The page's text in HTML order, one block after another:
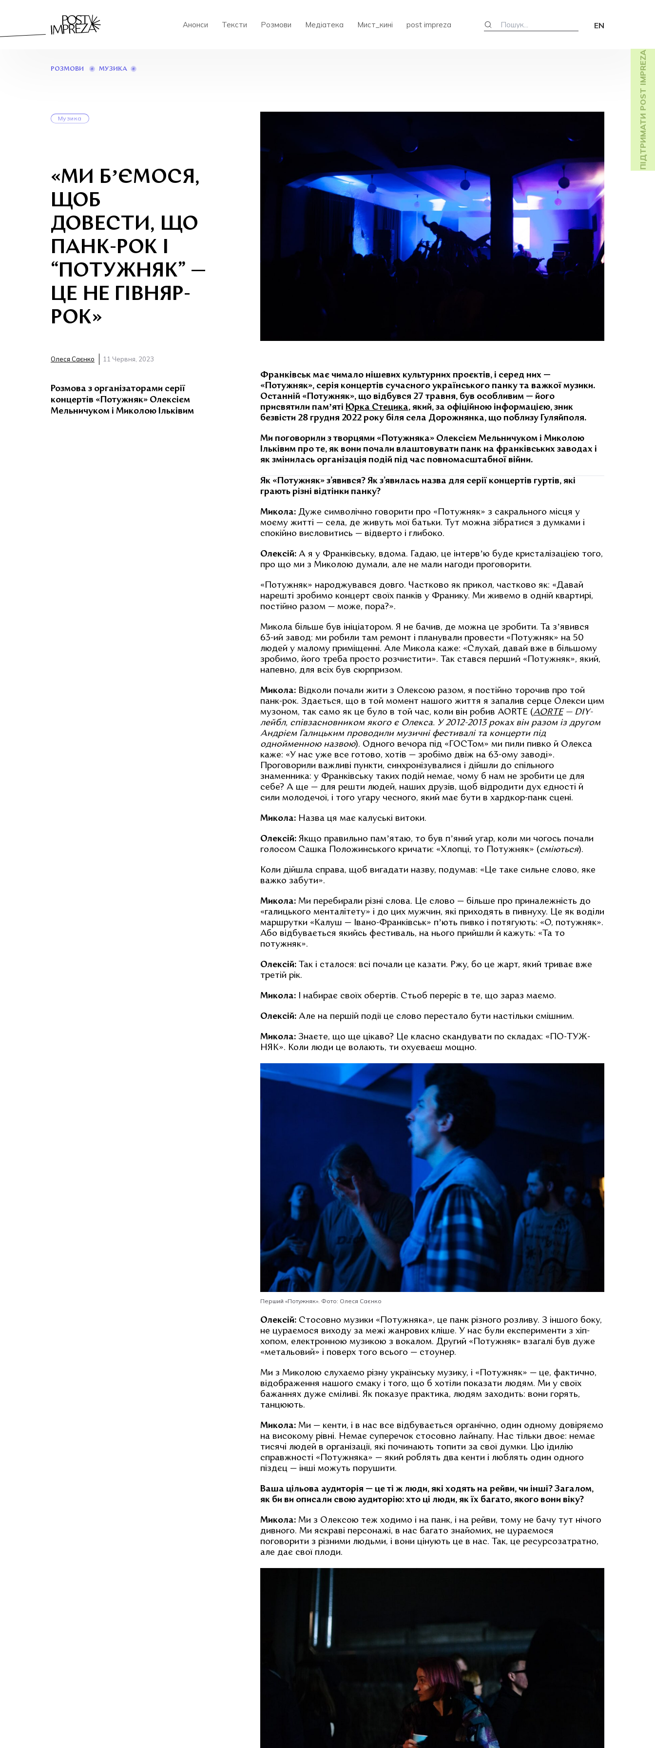
Анонси Тексти Розмови Медіатека Мист_кині post impreza EN
ПІДТРИМАТИ POST IMPREZA
РОЗМОВИ МУЗИКА
НЕ
ГІВНЯР-
Музика
«МИ БʼЄМОСЯ,
ЩОБ
ДОВЕСТИ, ЩО
ПАНК-РОК І
“ПОТУЖНЯК” —
ЦЕ НЕ ГІВНЯР-
РОК»
Олеся Саєнко 11 Червня, 2023
Розмова з організаторами серії
концертів «Потужняк» Олексієм
Мельничуком і Миколою Ільківим
Франківськ має чимало нішевих культурних проєктів, і серед них —
«Потужняк», серія концертів сучасного українського панку та важкої музики.
Останній «Потужняк», що відбувся 27 травня, був особливим — його
присвятили памʼяті Юрка Стецика, який, за офіційною інформацією, зник
безвісти 28 грудня 2022 року біля села Дорожнянка, що поблизу Гуляйполя.
Ми поговорили з творцями «Потужняка» Олексієм Мельничуком і Миколою
Ільківим про те, як вони почали влаштовувати панк на франківських заводах і
як змінилась організація подій під час повномасштабної війни.
Як «Потужняк» з’явився? Як з’явилась назва для серії концертів гуртів, які
грають різні відтінки панку?
Микола: Дуже символічно говорити про «Потужняк» з сакрального місця у
моєму житті — села, де живуть мої батьки. Тут можна зібратися з думками і
спокійно висловитись — відверто і глибоко.
Олексій: А я у Франківську, вдома. Гадаю, це інтервʼю буде кристалізацією того,
про що ми з Миколою думали, але не мали нагоди проговорити.
«Потужняк» народжувався довго. Частково як прикол, частково як: «Давай
нарешті зробимо концерт своїх панків у Франику. Ми живемо в одній квартирі,
постійно разом — може, пора?».
Микола більше був ініціатором. Я не бачив, де можна це зробити. Та зʼявився
63-ий завод: ми робили там ремонт і планували провести «Потужняк» на 50
людей у малому приміщенні. Але Микола каже: «Слухай, давай вже в більшому
зробимо, його треба просто розчистити». Так стався перший «Потужняк», який,
напевно, для всіх був сюрпризом.
Микола: Відколи почали жити з Олексою разом, я постійно торочив про той
панк-рок. Здається, що в той момент нашого життя я запалив серце Олекси цим
музоном, так само як це було в той час, коли він робив AORTE (AORTE— DIY-
лейбл, співзасновником якого є Олекса. У 2012-2013 роках він разом із другом
Андрієм Галицьким проводили музичні фестивалі та концерти під
однойменною назвою). Одного вечора під «ГОСТом» ми пили пивко й Олекса
каже: «У нас уже все готово, хотів — зробімо двіж на 63-ому заводі».
Проговорили важливі пункти, синхронізувалися і дійшли до спільного
знаменника: у Франківську таких подій немає, чому б нам не зробити це для
себе? А ще — для решти людей, наших друзів, щоб відродити дух єдності й
сили молодечої, і того угару чесного, який має бути в хардкор-панк сцені.
Микола: Назва ця має калуські витоки.
Олексій: Якщо правильно памʼятаю, то був пʼяний угар, коли ми чогось почали
голосом Сашка Положинського кричати: «Хлопці, то Потужняк» (сміються).
Коли дійшла справа, щоб вигадати назву, подумав: «Це таке сильне слово, яке
важко забути».
Микола: Ми перебирали різні слова. Це слово — більше про приналежність до
«галицького менталітету» і до цих мужчин, які приходять в пивнуху. Це як воділи
маршрутки «Калуш — Івано-Франківськ» пʼють пивко і потягують: «О, потужняк».
Або відбувається якийсь фестиваль, на нього прийшли й кажуть: «Та то
потужняк».
Олексій: Так і сталося: всі почали це казати. Ржу, бо це жарт, який триває вже
третій рік.
Микола: І набирає своїх обертів. Стьоб переріс в те, що зараз маємо.
Олексій: Але на першій події це слово перестало бути настільки смішним.
Микола: Знаєте, що ще цікаво? Це класно скандувати по складах: «ПО-ТУЖ-
НЯК». Коли люди це волають, ти охуєваєш мощно.
Перший «Потужняк». Фото: Олеся Саєнко
Олексій: Стосовно музики «Потужняка», це панк різного розливу. З іншого боку,
не цураємося виходу за межі жанрових кліше. У нас були експерименти з хіп-
хопом, електронною музикою з вокалом. Другий «Потужняк» взагалі був дуже
«метальовий» і поверх того всього — стоунер.
Ми з Миколою слухаємо різну українську музику, і «Потужняк» — це, фактично,
відображення нашого смаку і того, що б хотіли показати людям. Ми у своїх
бажаннях дуже сміливі. Як показує практика, людям заходить: вони горять,
танцюють.
Микола: Ми — кенти, і в нас все відбувається органічно, один одному довіряємо
на високому рівні. Немає суперечок стосовно лайнапу. Нас тільки двоє: немає
тисячі людей в організації, які починають топити за свої думки. Цю ідилію
справжності «Потужняка» — який роблять два кенти і люблять один одного
піздєц — інші можуть порушити.
Ваша цільова аудиторія — це ті ж люди, які ходять на рейви, чи інші? Загалом,
як би ви описали свою аудиторію: хто ці люди, як їх багато, якого вони віку?
Микола: Ми з Олексою теж ходимо і на панк, і на рейви, тому не бачу тут нічого
дивного. Ми яскраві персонажі, в нас багато знайомих, не цураємося
поговорити з різними людьми, і вони цінують це в нас. Так, це ресурсозатратно,
але дає свої плоди.